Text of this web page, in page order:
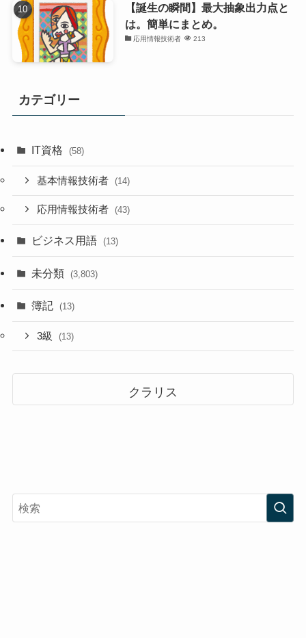
【誕生の瞬間】最大抽象出力点と
は。簡単にまとめ。
応用情報技術者 213
カテゴリー
IT資格 (58)
基本情報技術者 (14)
応用情報技術者 (43)
ビジネス用語 (13)
未分類 (3,803)
簿記 (13)
3級 (13)
クラリス